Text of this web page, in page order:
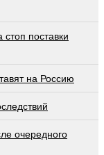
поставки
на Россию
очередного